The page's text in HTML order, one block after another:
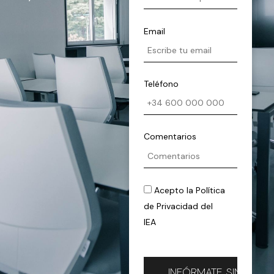
Email
Teléfono
Comentarios
Acepto laPolítica
de Privacidad del
IEA